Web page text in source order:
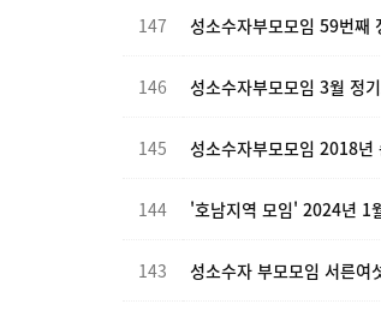
147 성소수자부모모임 59번째
146 성소수자부모모임 3월 정
145 성소수자부모모임 2018년
144 '호남지역 모임' 2024년 1
143 성소수자 부모모임 서른여